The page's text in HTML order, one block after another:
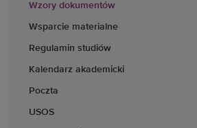
Wzory dokumentów
Wsparcie materialne
Regulamin studiów
Kalendarz akademicki
Poczta
USOS